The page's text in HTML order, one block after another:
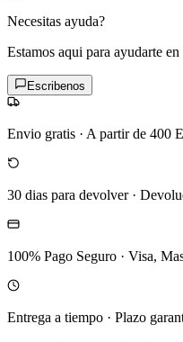
Necesitas ayuda?
Estamos aqui para ayudarte
Escribenos
Envio gratis · A partir de 400
30 dias para devolver·
100% Pago Seguro · Visa,
Entrega a tiempo · Plazo